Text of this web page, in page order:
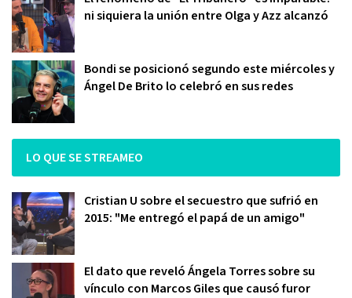
ni siquiera la unión entre Olga y Azz alcanzó
Bondi se posicionó segundo este miércoles y
Ángel De Brito lo celebró en sus redes
LO QUE SE STREAMEO
Cristian U sobre el secuestro que sufrió en
2015: "Me entregó el papá de un amigo"
El dato que reveló Ángela Torres sobre su
vínculo con Marcos Giles que causó furor